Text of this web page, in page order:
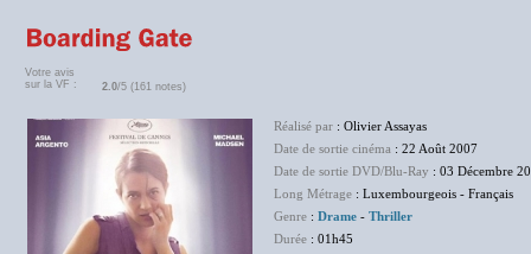
Votre avis
sur la VF :
2.0/5 (161 notes)
Réalisé par : Olivier Assayas
Date de sortie cinéma : 22 Août 2007
Date de sortie DVD/Blu-Ray : 03 Décembre
Long Métrage : Luxembourgeois - Français
Genre : Drame - Thriller
Durée : 01h45